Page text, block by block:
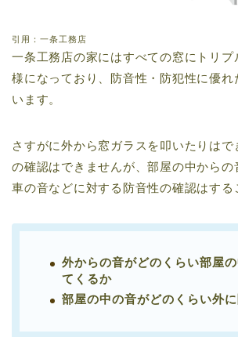
引用：一条工務店
一条工務店の家にはすべての窓にトリプ
様になっており、防音性・防犯性に優れ
います。
さすがに外から窓ガラスを叩いたりはで
の確認はできませんが、部屋の中からの
車の音などに対する防音性の確認はする
外からの音がどのくらい部屋の
てくるか
部屋の中の音がどのくらい外